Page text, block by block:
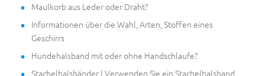
Maulkorb aus Leder oder Draht?
Informationen über die Wahl, Arten, Stoffen eines
Geschirrs
Hundehalsband mit oder ohne Handschlaufe?
Stachelhalsbänder | Verwenden Sie ein Stachelhalsband